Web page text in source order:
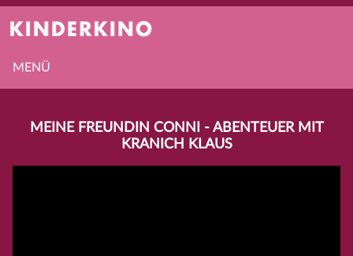
MENÜ
MEINE FREUNDIN CONNI - ABENTEUER MIT
KRANICH KLAUS